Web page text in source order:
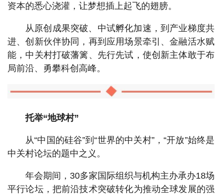
资本的悉心浇灌，让梦想插上起飞的翅膀。
从原创成果突破、中试孵化加速，到产业梯度共
进、创新伙伴协同，再到应用场景牵引、金融活水赋
能，中关村打破藩篱、先行先试，使创新主体敢于布
局前沿、勇攀科创高峰。
托举“地球村”
从“中国的硅谷”到“世界的中关村”，“开放”始终是
中关村论坛的题中之义。
年会期间，30多家国际组织与机构主办承办18场
平行论坛，把前沿技术突破转化为推动全球发展的强